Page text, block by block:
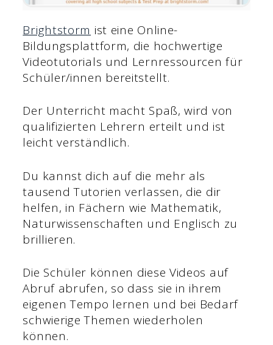
Brightstorm ist eine Online-
Bildungsplattform, die hochwertige
Videotutorials und Lernressourcen für
Schüler/innen bereitstellt.
Der Unterricht macht Spaß, wird von
qualifizierten Lehrern erteilt und ist
leicht verständlich.
Du kannst dich auf die mehr als
tausend Tutorien verlassen, die dir
helfen, in Fächern wie Mathematik,
Naturwissenschaften und Englisch zu
brillieren.
Die Schüler können diese Videos auf
Abruf abrufen, so dass sie in ihrem
eigenen Tempo lernen und bei Bedarf
schwierige Themen wiederholen
können.